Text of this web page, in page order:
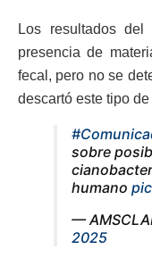
Los resultados del
presencia de
fecal, pero no se
descartó este tipo
sobre
humano
—
2025